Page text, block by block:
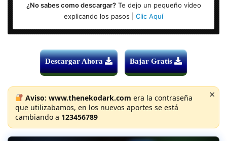
¿No sabes como descargar?Te dejo un pequeño vídeo
explicando los pasos | Clic Aquí
Descargar Ahora Bajar Gratis
Aviso: www.thenekodark.com era la contraseña
que utilizabamos, en los nuevos aportes se está
cambiando a 123456789
×